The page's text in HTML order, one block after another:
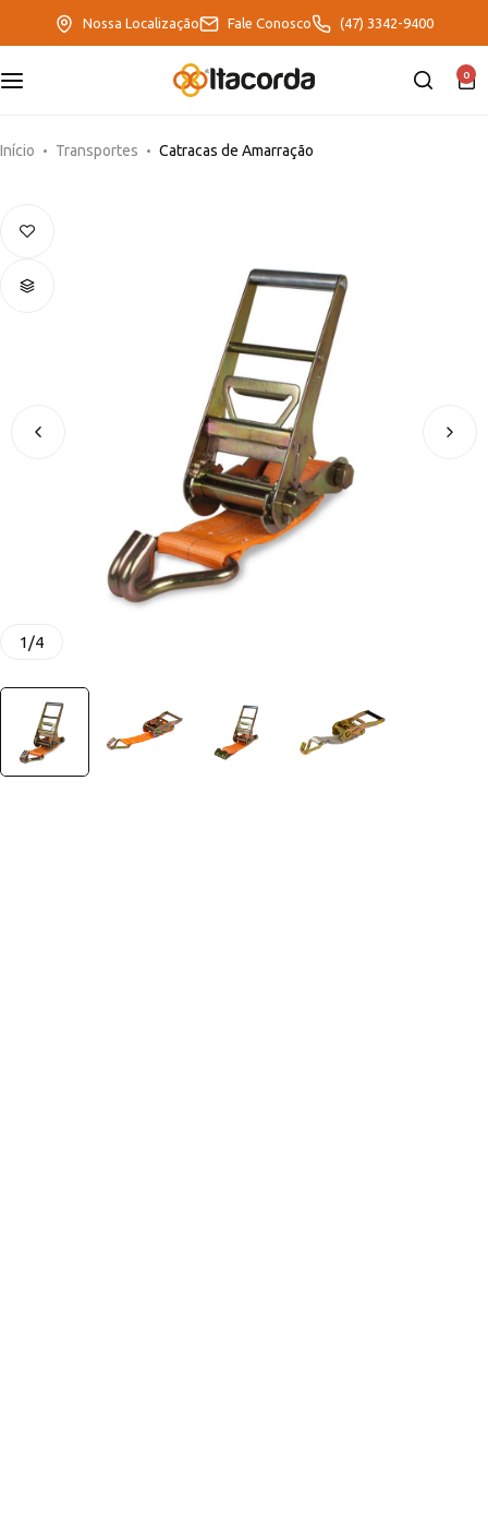
Nossa Localização Fale Conosco (47) 3342-9400
0
Início Transportes Catracas de Amarração
1/4
EcoFriendly